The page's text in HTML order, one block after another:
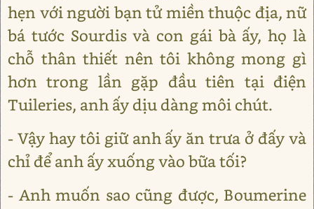
hẹn với người bạn tử miền thuộc địa, nữ
bá tước Sourdis và con gái bà ấy, họ là
chỗ thân thiết nên tôi không mong gì
hơn trong lần gặp đầu tiên tại điện
Tuileries, anh ấy dịu dàng môi chút.
- Vậy hay tôi giữ anh ấy ăn trưa ở đấy và
chỉ để anh ấy xuống vào bữa tối?
- Anh muốn sao cũng được, Boumerine